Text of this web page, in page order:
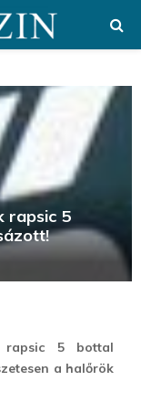
rapsic 5
5 bottal
a halőrök